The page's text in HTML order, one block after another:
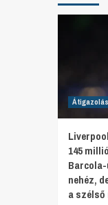
145
nehéz,
a szélső